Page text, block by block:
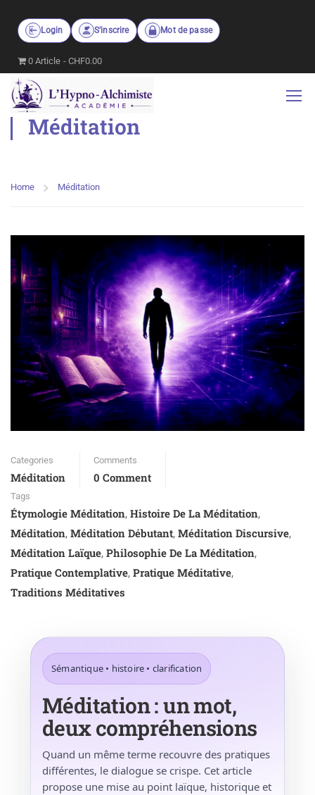
Login S’inscrire Mot de passe
0 Article CHF0.00
Méditation
Home Méditation
Categories
Méditation
Comments
0 Comment
Tags
Étymologie Méditation, Histoire De La Méditation,
Méditation, Méditation Débutant, Méditation Discursive,
Méditation Laïque, Philosophie De La Méditation,
Pratique Contemplative, Pratique Méditative,
Traditions Méditatives
Sémantique • histoire • clarification
Méditation : un mot,
deux compréhensions
Quand un même terme recouvre des pratiques
différentes, le dialogue se crispe. Cet article
propose une mise au point laïque, historique et